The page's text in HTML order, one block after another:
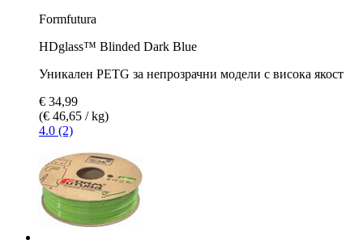
Formfutura
HDglass™ Blinded Dark Blue
Уникален PETG за непрозрачни модели с висока якост
€ 34,99
(€ 46,65 / kg)
4.0 (2)